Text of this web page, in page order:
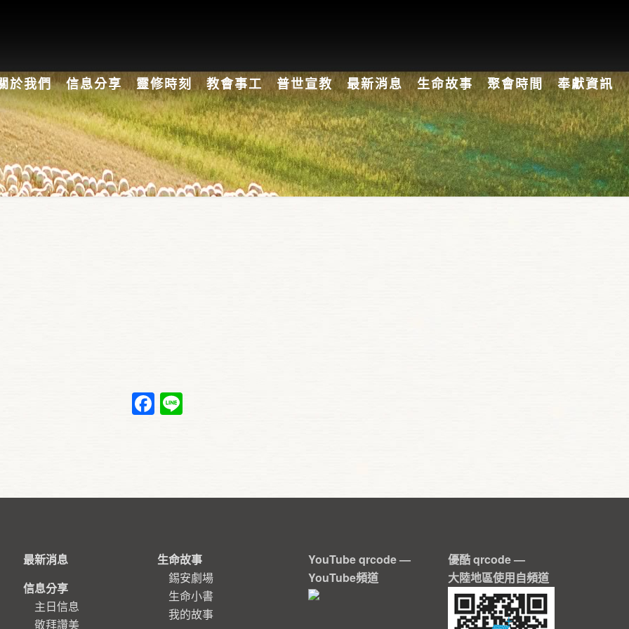
於我們 信息分享 靈修時刻 教會事工 普世宣教 最新消息 生命故事 聚會時間 奉獻資訊
Facebook
Line
最新消息
信息分享
主日信息
敬拜讚美
生命故事
錫安劇場
生命小書
我的故事
YouTube qrcode —
YouTube頻道
優酷 qrcode —
大陸地區使用自頻道